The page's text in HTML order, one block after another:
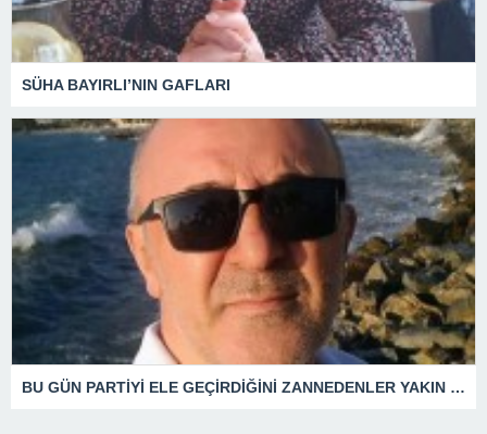
SÜHA BAYIRLI’NIN GAFLARI
BU GÜN PARTİYİ ELE GEÇİRDİĞİNİ ZANNEDENLER YAKIN BİR GELECEKTE SİYASETİN ÇÖPLÜĞÜNDE YERİNİ ALACAKTIR